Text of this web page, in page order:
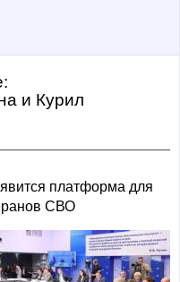
и Курил
платформа для
СВО